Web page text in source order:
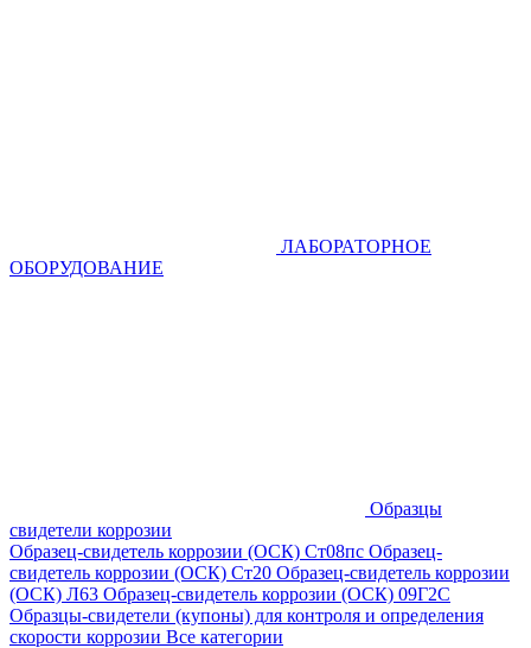
ЛАБОРАТОРНОЕ
ОБОРУДОВАНИЕ
Образцы
свидетели коррозии
Образец-свидетель коррозии (ОСК) Ст08пс Образец-
свидетель коррозии (ОСК) Ст20 Образец-свидетель коррозии
(ОСК) Л63 Образец-свидетель коррозии (ОСК) 09Г2С
Образцы-свидетели (купоны) для контроля и определения
скорости коррозии Все категории